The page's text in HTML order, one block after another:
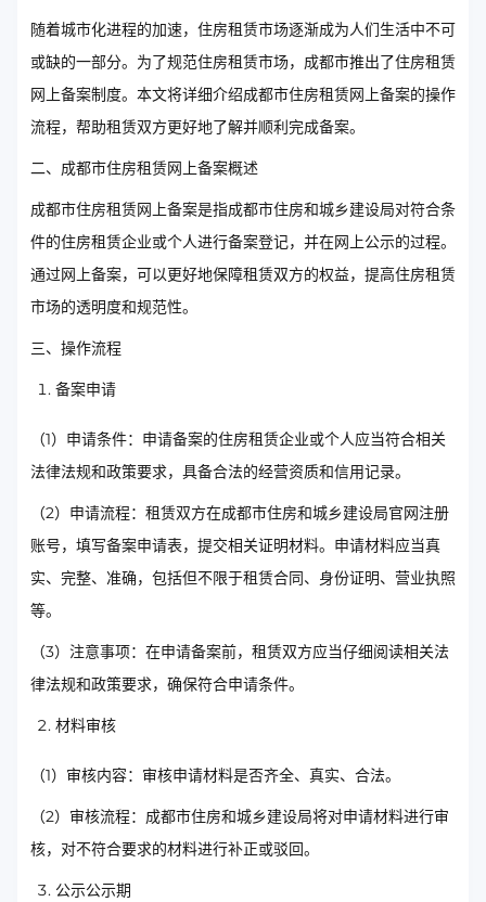
随着城市化进程的加速，住房租赁市场逐渐成为人们生活中不可
或缺的一部分。为了规范住房租赁市场，成都市推出了住房租赁
网上备案制度。本文将详细介绍成都市住房租赁网上备案的操作
流程，帮助租赁双方更好地了解并顺利完成备案。
二、成都市住房租赁网上备案概述
成都市住房租赁网上备案是指成都市住房和城乡建设局对符合条
件的住房租赁企业或个人进行备案登记，并在网上公示的过程。
通过网上备案，可以更好地保障租赁双方的权益，提高住房租赁
市场的透明度和规范性。
三、操作流程
备案申请
（1）申请条件：申请备案的住房租赁企业或个人应当符合相关
法律法规和政策要求，具备合法的经营资质和信用记录。
（2）申请流程：租赁双方在成都市住房和城乡建设局官网注册
账号，填写备案申请表，提交相关证明材料。申请材料应当真
实、完整、准确，包括但不限于租赁合同、身份证明、营业执照
等。
（3）注意事项：在申请备案前，租赁双方应当仔细阅读相关法
律法规和政策要求，确保符合申请条件。
材料审核
（1）审核内容：审核申请材料是否齐全、真实、合法。
（2）审核流程：成都市住房和城乡建设局将对申请材料进行审
核，对不符合要求的材料进行补正或驳回。
公示公示期